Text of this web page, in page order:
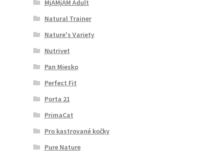
MjAMjAM Adult
Natural Trainer
Nature's Variety
Nutrivet
Pan Miesko
Perfect Fit
Porta 21
PrimaCat
Pro kastrované kočky
Pure Nature